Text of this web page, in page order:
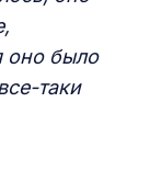
оно было
таки